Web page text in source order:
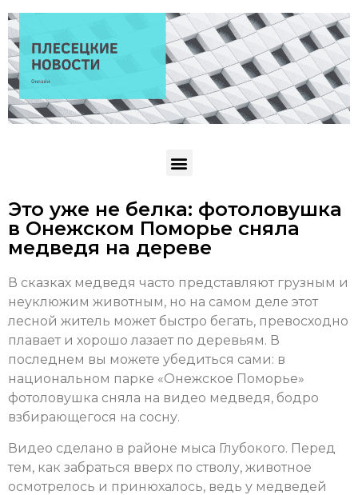
Это уже не белка: фотоловушка
в Онежском Поморье сняла
медведя на дереве
В сказках медведя часто представляют грузным и
неуклюжим животным, но на самом деле этот
лесной житель может быстро бегать, превосходно
плавает и хорошо лазает по деревьям. В
последнем вы можете убедиться сами: в
национальном парке «Онежское Поморье»
фотоловушка сняла на видео медведя, бодро
взбирающегося на сосну.
Видео сделано в районе мыса Глубокого. Перед
тем, как забраться вверх по стволу, животное
осмотрелось и принюхалось, ведь у медведей